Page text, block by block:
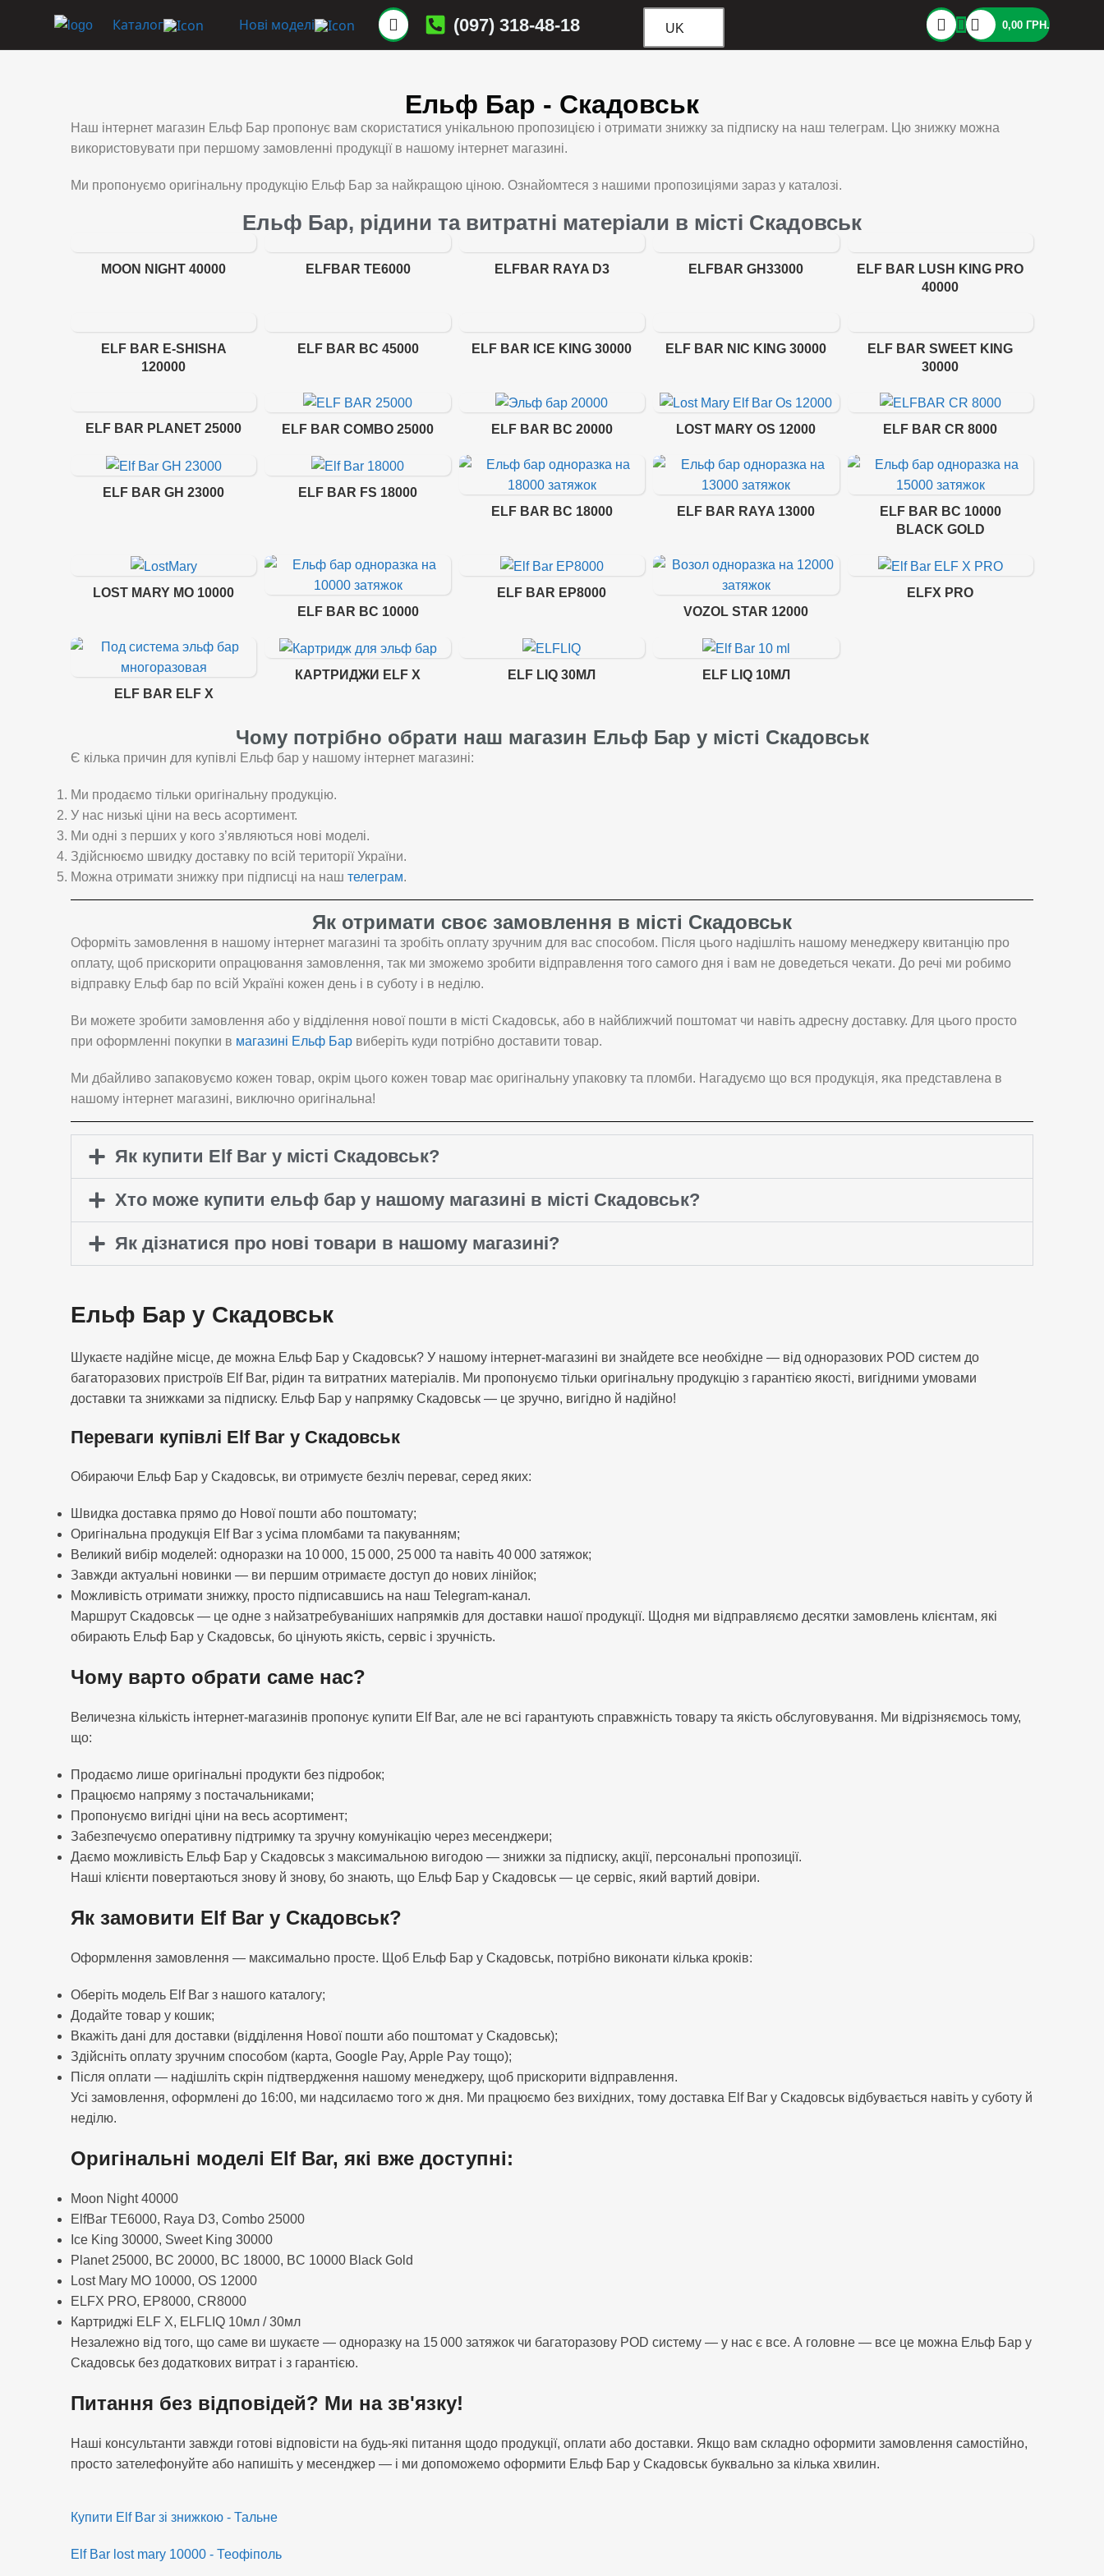
Каталог Нові моделі (097) 318-48-18 UK 0,00 ГРН.
Ельф Бар - Скадовськ
Наш інтернет магазин Ельф Бар пропонує вам скористатися унікальною пропозицією і отримати знижку за підписку на наш телеграм. Цю знижку можна
використовувати при першому замовленні продукції в нашому інтернет магазині.
Ми пропонуємо оригінальну продукцію Ельф Бар за найкращою ціною. Ознайомтеся з нашими пропозиціями зараз у каталозі.
Ельф Бар, рідини та витратні матеріали в місті Скадовськ
MOON NIGHT 40000 ELFBAR TE6000 ELFBAR RAYA D3 ELFBAR GH33000
ELF BAR LUSH KING PRO
40000
ELF BAR E-SHISHA
120000
ELF BAR BC 45000 ELF BAR ICE KING 30000 ELF BAR NIC KING 30000
ELF BAR SWEET KING
30000
ELF BAR PLANET 25000 ELF BAR COMBO 25000 ELF BAR BC 20000 LOST MARY OS 12000 ELF BAR CR 8000
ELF BAR GH 23000
ELF BAR FS 18000
ELF BAR BC 18000
ELF BAR RAYA 13000
ELF BAR BC 10000
BLACK GOLD
LOST MARY MO 10000
ELF BAR BC 10000
ELF BAR EP8000
VOZOL STAR 12000
ELFX PRO
ELF BAR ELF X
КАРТРИДЖИ ELF X ELF LIQ 30МЛ ELF LIQ 10МЛ
Чому потрібно обрати наш магазин Ельф Бар у місті Скадовськ
Є кілька причин для купівлі Ельф бар у нашому інтернет магазині:
Ми продаємо тільки оригінальну продукцію.
У нас низькі ціни на весь асортимент.
Ми одні з перших у кого з’являються нові моделі.
Здійснюємо швидку доставку по всій території України.
Можна отримати знижку при підписці на наш телеграм.
Як отримати своє замовлення в місті Скадовськ
Оформіть замовлення в нашому інтернет магазині та зробіть оплату зручним для вас способом. Після цього надішліть нашому менеджеру квитанцію про
оплату, щоб прискорити опрацювання замовлення, так ми зможемо зробити відправлення того самого дня і вам не доведеться чекати. До речі ми робимо
відправку Ельф бар по всій Україні кожен день і в суботу і в неділю.
Ви можете зробити замовлення або у відділення нової пошти в місті Скадовськ, або в найближчий поштомат чи навіть адресну доставку. Для цього просто
при оформленні покупки в магазині Ельф Бар виберіть куди потрібно доставити товар.
Ми дбайливо запаковуємо кожен товар, окрім цього кожен товар має оригінальну упаковку та пломби. Нагадуємо що вся продукція, яка представлена в
нашому інтернет магазині, виключно оригінальна!
Як купити Elf Bar у місті Скадовськ?
Хто може купити ельф бар у нашому магазині в місті Скадовськ?
Як дізнатися про нові товари в нашому магазині?
Ельф Бар у Скадовськ
Шукаєте надійне місце, де можна Ельф Бар у Скадовськ? У нашому інтернет-магазині ви знайдете все необхідне — від одноразових POD систем до
багаторазових пристроїв Elf Bar, рідин та витратних матеріалів. Ми пропонуємо тільки оригінальну продукцію з гарантією якості, вигідними умовами
доставки та знижками за підписку. Ельф Бар у напрямку Скадовськ — це зручно, вигідно й надійно!
Переваги купівлі Elf Bar у Скадовськ
Обираючи Ельф Бар у Скадовськ, ви отримуєте безліч переваг, серед яких:
Швидка доставка прямо до Нової пошти або поштомату;
Оригінальна продукція Elf Bar з усіма пломбами та пакуванням;
Великий вибір моделей: одноразки на 10 000, 15 000, 25 000 та навіть 40 000 затяжок;
Завжди актуальні новинки — ви першим отримаєте доступ до нових лінійок;
Можливість отримати знижку, просто підписавшись на наш Telegram-канал.
Маршрут Скадовськ — це одне з найзатребуваніших напрямків для доставки нашої продукції. Щодня ми відправляємо десятки замовлень клієнтам, які
обирають Ельф Бар у Скадовськ, бо цінують якість, сервіс і зручність.
Чому варто обрати саме нас?
Величезна кількість інтернет-магазинів пропонує купити Elf Bar, але не всі гарантують справжність товару та якість обслуговування. Ми відрізняємось тому,
що:
Продаємо лише оригінальні продукти без підробок;
Працюємо напряму з постачальниками;
Пропонуємо вигідні ціни на весь асортимент;
Забезпечуємо оперативну підтримку та зручну комунікацію через месенджери;
Даємо можливість Ельф Бар у Скадовськ з максимальною вигодою — знижки за підписку, акції, персональні пропозиції.
Наші клієнти повертаються знову й знову, бо знають, що Ельф Бар у Скадовськ — це сервіс, який вартий довіри.
Як замовити Elf Bar у Скадовськ?
Оформлення замовлення — максимально просте. Щоб Ельф Бар у Скадовськ, потрібно виконати кілька кроків:
Оберіть модель Elf Bar з нашого каталогу;
Додайте товар у кошик;
Вкажіть дані для доставки (відділення Нової пошти або поштомат у Скадовськ);
Здійсніть оплату зручним способом (карта, Google Pay, Apple Pay тощо);
Після оплати — надішліть скрін підтвердження нашому менеджеру, щоб прискорити відправлення.
Усі замовлення, оформлені до 16:00, ми надсилаємо того ж дня. Ми працюємо без вихідних, тому доставка Elf Bar у Скадовськ відбувається навіть у суботу й
неділю.
Оригінальні моделі Elf Bar, які вже доступні:
Moon Night 40000
ElfBar TE6000, Raya D3, Combo 25000
Ice King 30000, Sweet King 30000
Planet 25000, BC 20000, BC 18000, BC 10000 Black Gold
Lost Mary MO 10000, OS 12000
ELFX PRO, EP8000, CR8000
Картриджі ELF X, ELFLIQ 10мл / 30мл
Незалежно від того, що саме ви шукаєте — одноразку на 15 000 затяжок чи багаторазову POD систему — у нас є все. А головне — все це можна Ельф Бар у
Скадовськ без додаткових витрат і з гарантією.
Питання без відповідей? Ми на зв'язку!
Наші консультанти завжди готові відповісти на будь-які питання щодо продукції, оплати або доставки. Якщо вам складно оформити замовлення самостійно,
просто зателефонуйте або напишіть у месенджер — і ми допоможемо оформити Ельф Бар у Скадовськ буквально за кілька хвилин.
Купити Elf Bar зі знижкою - Тальне
Elf Bar lost mary 10000 - Теофіполь